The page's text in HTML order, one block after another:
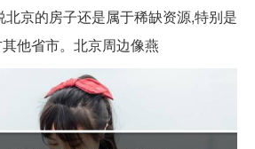
京的房子还是属于稀缺资源,特别是
他省市。北京周边像燕